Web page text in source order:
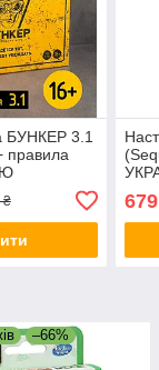
БУНКЕР 3.1
правила
₴ 679
–66%